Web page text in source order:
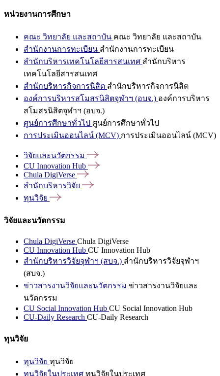
หน่วยงานการศึกษา
คณะ วิทยาลัย และสถาบัน คณะ วิทยาลัย และสถาบัน
สำนักงานการทะเบียน สำนักงานการทะเบียน
สำนักบริหารเทคโนโลยีสารสนเทศ สำนักบริหาร
เทคโนโลยีสารสนเทศ
สำนักบริหารกิจการนิสิต สำนักบริหารกิจการนิสิต
องค์การบริหารสโมสรนิสิตจุฬาฯ (อบจ.) องค์การบริหาร
สโมสรนิสิตจุฬาฯ (อบจ.)
ศูนย์การศึกษาทั่วไป ศูนย์การศึกษาทั่วไป
การประเมินออนไลน์ (MCV) การประเมินออนไลน์ (MCV)
วิจัยและนวัตกรรม
CU Innovation Hub
Chula DigiVerse
สำนักบริหารวิจัย
ทุนวิจัย
วิจัยและนวัตกรรม
Chula DigiVerse Chula DigiVerse
CU Innovation Hub CU Innovation Hub
สำนักบริหารวิจัยจุฬาฯ (สบจ.) สำนักบริหารวิจัยจุฬาฯ
(สบจ.)
ข่าวสารงานวิจัยและนวัตกรรม ข่าวสารงานวิจัยและ
นวัตกรรม
CU Social Innovation Hub CU Social Innovation Hub
CU-Daily Research CU-Daily Research
ทุนวิจัย
ทุนวิจัย ทุนวิจัย
ทุนวิจัยในประเทศ ทุนวิจัยในประเทศ